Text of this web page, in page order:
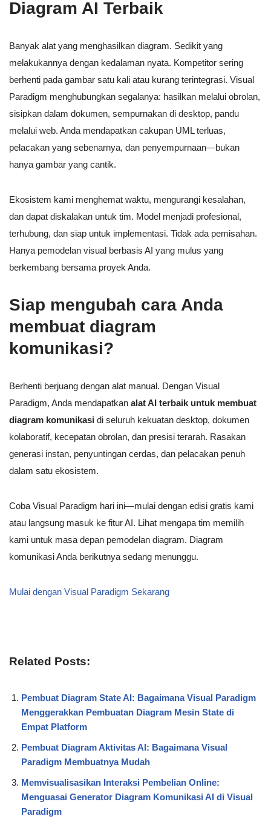
Diagram AI Terbaik
Banyak alat yang menghasilkan diagram. Sedikit yang
melakukannya dengan kedalaman nyata. Kompetitor sering
berhenti pada gambar satu kali atau kurang terintegrasi. Visual
Paradigm menghubungkan segalanya: hasilkan melalui obrolan,
sisipkan dalam dokumen, sempurnakan di desktop, pandu
melalui web. Anda mendapatkan cakupan UML terluas,
pelacakan yang sebenarnya, dan penyempurnaan—bukan
hanya gambar yang cantik.
Ekosistem kami menghemat waktu, mengurangi kesalahan,
dan dapat diskalakan untuk tim. Model menjadi profesional,
terhubung, dan siap untuk implementasi. Tidak ada pemisahan.
Hanya pemodelan visual berbasis AI yang mulus yang
berkembang bersama proyek Anda.
Siap mengubah cara Anda
membuat diagram
komunikasi?
Berhenti berjuang dengan alat manual. Dengan Visual
Paradigm, Anda mendapatkan alat AI terbaik untuk membuat
diagram komunikasi di seluruh kekuatan desktop, dokumen
kolaboratif, kecepatan obrolan, dan presisi terarah. Rasakan
generasi instan, penyuntingan cerdas, dan pelacakan penuh
dalam satu ekosistem.
Coba Visual Paradigm hari ini—mulai dengan edisi gratis kami
atau langsung masuk ke fitur AI. Lihat mengapa tim memilih
kami untuk masa depan pemodelan diagram. Diagram
komunikasi Anda berikutnya sedang menunggu.
Mulai dengan Visual Paradigm Sekarang
Related Posts:
Pembuat Diagram State AI: Bagaimana Visual Paradigm
Menggerakkan Pembuatan Diagram Mesin State di
Empat Platform
Pembuat Diagram Aktivitas AI: Bagaimana Visual
Paradigm Membuatnya Mudah
Memvisualisasikan Interaksi Pembelian Online:
Menguasai Generator Diagram Komunikasi AI di Visual
Paradigm